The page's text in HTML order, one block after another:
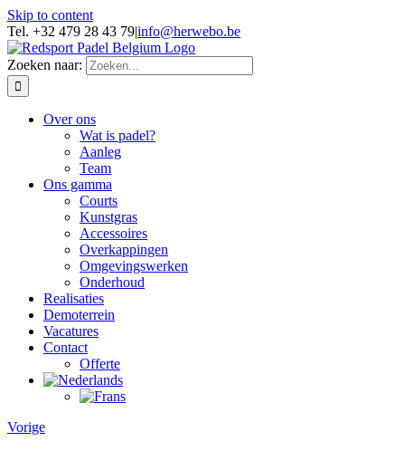
Skip to content
Tel. +32 479 28 43 79|info@herwebo.be
Zoeken naar:
Over ons
Wat is padel?
Aanleg
Team
Ons gamma
Courts
Kunstgras
Accessoires
Overkappingen
Omgevingswerken
Onderhoud
Realisaties
Demoterrein
Vacatures
Contact
Offerte
Vorige